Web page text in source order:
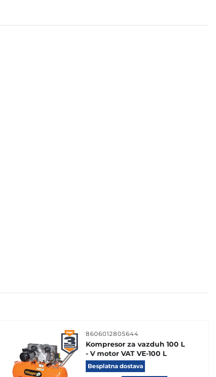
8606012805644
Kompresor za vazduh 100 L
- V motor VAT VE-100 L
Besplatna dostava